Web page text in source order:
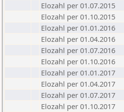
Elozahl per 01.07.2015
Elozahl per 01.10.2015
Elozahl per 01.01.2016
Elozahl per 01.04.2016
Elozahl per 01.07.2016
Elozahl per 01.10.2016
Elozahl per 01.01.2017
Elozahl per 01.04.2017
Elozahl per 01.07.2017
Elozahl per 01.10.2017